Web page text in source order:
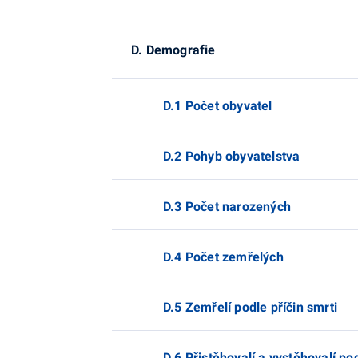
D. Demografie
D.1 Počet obyvatel
D.2 Pohyb obyvatelstva
D.3 Počet narozených
D.4 Počet zemřelých
D.5 Zemřelí podle příčin smrti